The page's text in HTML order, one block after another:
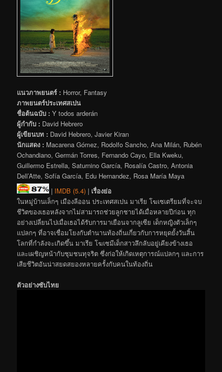
แนวภาพยนตร์ : Horror, Fantasy
ภาพยนตร์ประเทศสเปน
ชื่อต้นฉบับ : Y todos arderán
ผู้กำกับ : David Hebrero
ผู้เขียนบท : David Hebrero, Javier Kiran
นักแสดง : Macarena Gómez, Rodolfo Sancho, Ana Milán, Rubén
Ochandiano, Germán Torres, Fernando Cayo, Ella Kweku,
Guillermo Estrella, Saturnino García, Rosalía Castro, Antonia
Dell’Atte, Sofía García, Edu Hernandez, Rosa María Maya
| IMDB (5.4) | เรื่องย่อ
ในหมู่บ้านเล็กๆ เมืองลีออน ประเทศสเปน มาเรีย โฆเซเตรียมที่จะจบ
ชีวิตของเธอหลังจากไม่สามารถช่วยลูกชายได้เมื่อหลายปีก่อน ทุก
อย่างเปลี่ยนไปเมื่อเธอได้รับการมาเยือนจากลูเซีย เด็กหญิงตัวเล็กๆ
แปลกๆ ที่อาจเชื่อมโยงกับตำนานท้องถิ่นเกี่ยวกับการหยุดยั้งวันสิ้น
โลกที่กำลังจะเกิดขึ้น มาเรีย โฆเซมีเด็กสาวลึกลับอยู่เคียงข้างเธอ
และเผชิญหน้ากับชุมชนทุจริต ซึ่งก่อให้เกิดเหตุการณ์แปลกๆ และการ
เสียชีวิตอันน่าสยดสยองหลายครั้งกับคนในท้องถิ่น
ตัวอย่างซับไทย